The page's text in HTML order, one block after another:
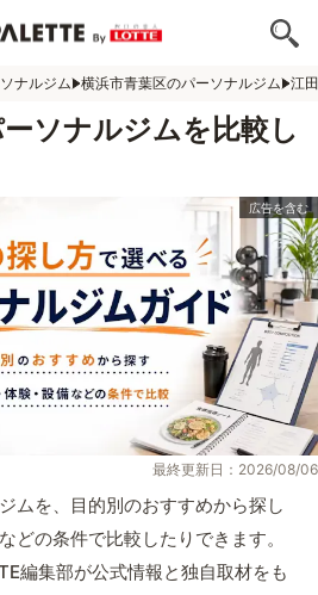
ナルジム 横浜市青葉区のパーソナルジム 江
ソナルジムを比較し
最終更新日：2026/08/06
ムを、目的別のおすすめから探し
どの条件で比較したりできます。
編集部が公式情報と独自取材をも